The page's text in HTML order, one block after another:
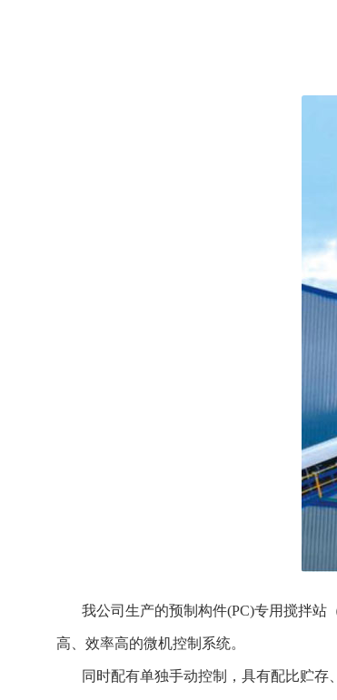
我公司生产的预制构件(PC)专用搅拌站
高、效率高的微机控制系统。
同时配有单独手动控制，具有配比贮存